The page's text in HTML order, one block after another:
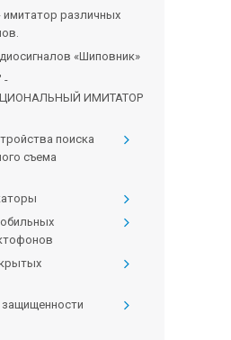
имитатор различных
«Шиповник»
-
ИМИТАТОР
поиска
съема